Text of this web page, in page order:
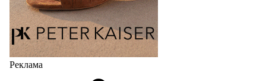
Реклама